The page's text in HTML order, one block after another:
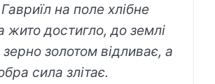
на поле хлібне
жито достигло, до землі
золотом відливає, а
сила злітає.